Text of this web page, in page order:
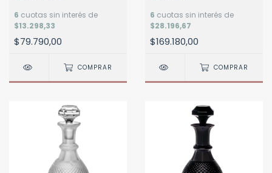
6 cuotas sin interés de
$13.298,33
$79.790,00
COMPRAR
6 cuotas sin interés de
$28.196,67
$169.180,00
COMPRAR